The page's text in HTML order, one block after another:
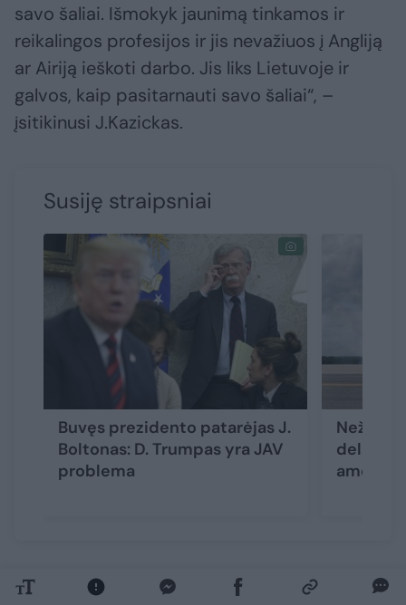
savo šaliai. Išmokyk jaunimą tinkamos ir
reikalingos profesijos ir jis nevažiuos į Angliją
ar Airiją ieškoti darbo. Jis liks Lietuvoje ir
galvos, kaip pasitarnauti savo šaliai“, –
įsitikinusi J.Kazickas.
Susiję straipsniai
Buvęs prezidento patarėjas J.
Boltonas: D. Trumpas yra JAV
problema
Nori ištiesti ranką kitiems